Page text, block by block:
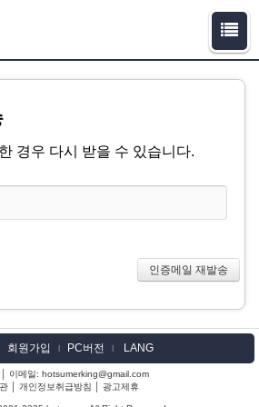
경우 다시 받을 수 있습니다.
회원가입 l PC버전 l LANG
이메일: hotsumerking@gmail.com
개인정보취급방침 광고제휴